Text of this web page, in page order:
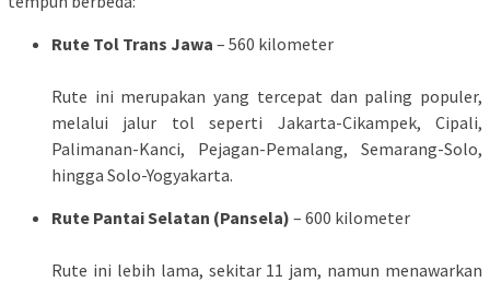
Rute Tol Trans Jawa – 560 kilometer
Rute ini merupakan yang tercepat dan paling populer,
melalui jalur tol seperti Jakarta-Cikampek, Cipali,
Palimanan-Kanci, Pejagan-Pemalang, Semarang-Solo,
hingga Solo-Yogyakarta.
Rute Pantai Selatan (Pansela) – 600 kilometer
Rute ini lebih lama, sekitar 11 jam, namun menawarkan